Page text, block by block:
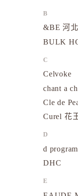
B
&BE 河
BULK
C
Celvoke
chant a
Cle de
Curel 花
D
d
DHC
E